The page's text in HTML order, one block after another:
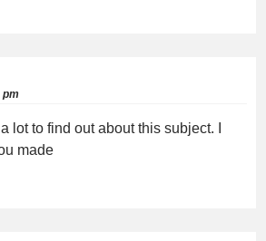
pm
lot to find out about this subject. I
made